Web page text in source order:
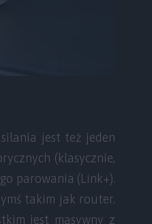
jest też jeden
(klasycznie,
parowania (Link+).
takim jak router.
jest masywny z